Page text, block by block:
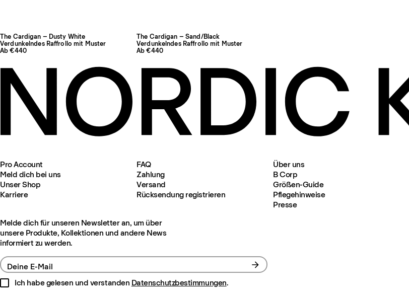
The Cardigan – Dusty White
Verdunkelndes Raffrollo mit Muster
Ab €440
The Cardigan – Sand/Black
Verdunkelndes Raffrollo mit Muster
Ab €440
Pro Account
Meld dich bei uns
Unser Shop
Karriere
FAQ
Zahlung
Versand
Rücksendung registrieren
Über uns
B Corp
Größen-Guide
Pflegehinweise
Presse
Melde dich für unseren Newsletter an, um über
unsere Produkte, Kollektionen und andere News
informiert zu werden.
Deine E-Mail
Ich habe gelesen und verstanden Datenschutzbestimmungen.